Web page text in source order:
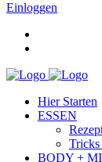
Einloggen
Hier Starten
ESSEN
BODY +